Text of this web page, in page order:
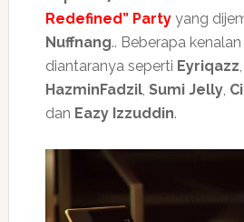
Redefined” Partyyang
Nuffnang.. Beberapa
diantaranya seperti Eyriqazz,
HazminFadzil, Sumi Jelly,
dan Eazy Izzuddin.